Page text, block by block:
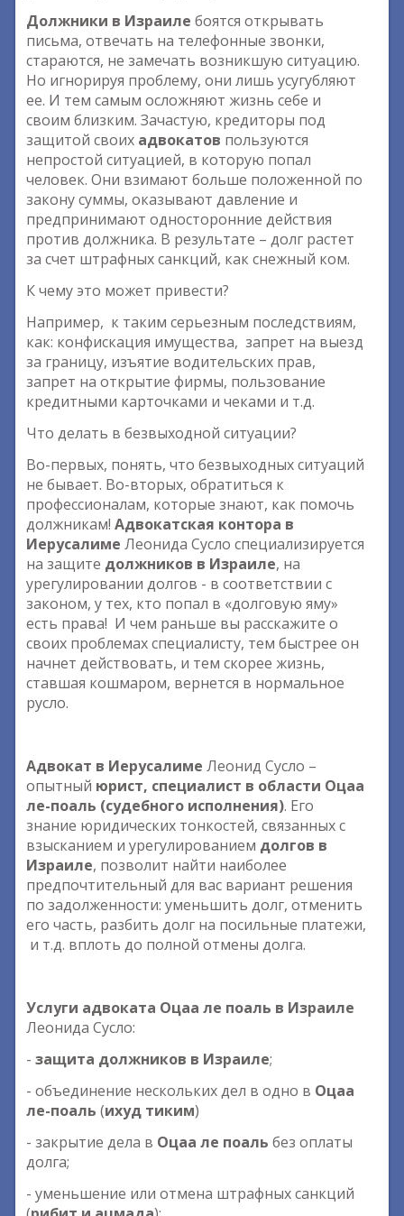
Должники в Израиле боятся открывать
письма, отвечать на телефонные звонки,
стараются, не замечать возникшую ситуацию.
Но игнорируя проблему, они лишь усугубляют
ее. И тем самым осложняют жизнь себе и
своим близким. Зачастую, кредиторы под
защитой своих адвокатов пользуются
непростой ситуацией, в которую попал
человек. Они взимают больше положенной по
закону суммы, оказывают давление и
предпринимают односторонние действия
против должника. В результате – долг растет
за счет штрафных санкций, как снежный ком.
К чему это может привести?
Например, к таким серьезным последствиям,
как: конфискация имущества, запрет на выезд
за границу, изъятие водительских прав,
запрет на открытие фирмы, пользование
кредитными карточками и чеками и т.д.
Что делать в безвыходной ситуации?
Во-первых, понять, что безвыходных ситуаций
не бывает. Во-вторых, обратиться к
профессионалам, которые знают, как помочь
должникам! Адвокатская контора в
Иерусалиме Леонида Сусло специализируется
на защите должников в Израиле, на
урегулировании долгов - в соответствии с
законом, у тех, кто попал в «долговую яму»
есть права! И чем раньше вы расскажите о
своих проблемах специалисту, тем быстрее он
начнет действовать, и тем скорее жизнь,
ставшая кошмаром, вернется в нормальное
русло.
Адвокат в Иерусалиме Леонид Сусло –
опытный юрист, специалист в области Оцаа
ле-поаль (судебного исполнения). Его
знание юридических тонкостей, связанных с
взысканием и урегулированием долгов в
Израиле, позволит найти наиболее
предпочтительный для вас вариант решения
по задолженности: уменьшить долг, отменить
его часть, разбить долг на посильные платежи,
и т.д. вплоть до полной отмены долга.
Услуги адвоката Оцаа ле поаль в Израиле
Леонида Сусло:
- защита должников в Израиле;
- объединение нескольких дел в одно в Оцаа
ле-поаль (ихуд тиким)
- закрытие дела в Оцаа ле поаль без оплаты
долга;
- уменьшение или отмена штрафных санкций